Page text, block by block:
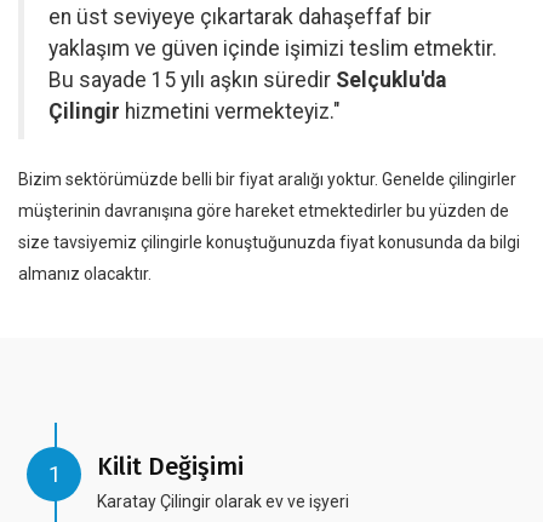
en üst seviyeye çıkartarak dahaşeffaf bir
yaklaşım ve güven içinde işimizi teslim etmektir.
Bu sayade 15 yılı aşkın süredir Selçuklu'da
Çilingir hizmetini vermekteyiz."
Bizim sektörümüzde belli bir fiyat aralığı yoktur. Genelde çilingirler
müşterinin davranışına göre hareket etmektedirler bu yüzden de
size tavsiyemiz çilingirle konuştuğunuzda fiyat konusunda da bilgi
almanız olacaktır.
Kilit Değişimi
Karatay Çilingir olarak ev ve işyeri